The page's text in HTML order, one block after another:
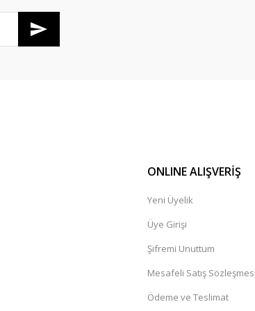
ONLINE ALIŞVERİŞ
Yeni Üyelik
Üye Girişi
Şifremi Unuttum
Mesafeli Satış Sözleşmesi
Ödeme ve Teslimat